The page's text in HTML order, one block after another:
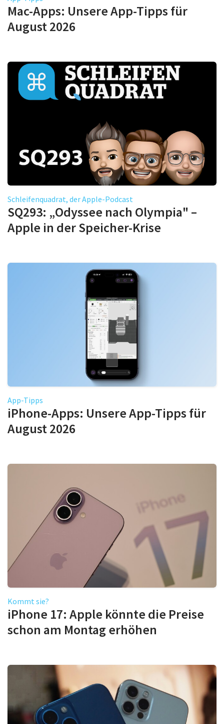
Mac-Apps: Unsere App-Tipps für
August 2026
Schleifenquadrat, der Apple-Podcast
SQ293: „Odyssee nach Olympia" –
Apple in der Speicher-Krise
App-Tipps
iPhone-Apps: Unsere App-Tipps für
August 2026
Kommt sie?
iPhone 17: Apple könnte die Preise
schon am Montag erhöhen